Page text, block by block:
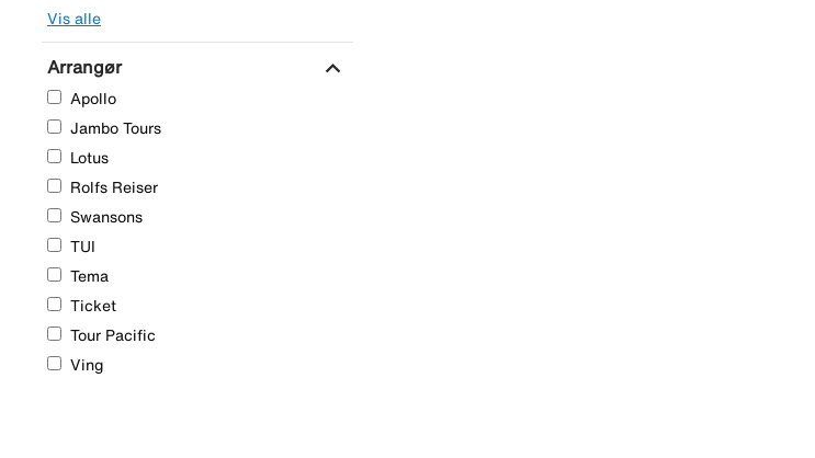
Vis alle
Arrangør expand_more
Apollo
Jambo Tours
Lotus
Rolfs Reiser
Swansons
TUI
Tema
Ticket
Tour Pacific
Ving